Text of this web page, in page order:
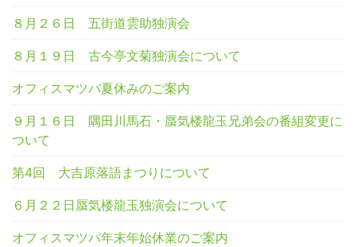
８月２６日 五街道雲助独演会
８月１９日 古今亭文菊独演会について
オフィスマツバ夏休みのご案内
９月１６日 隅田川馬石・蜃気楼龍玉兄弟会の番組変更に
ついて
第4回 大吉原落語まつりについて
６月２２日蜃気楼龍玉独演会について
オフィスマツバ年末年始休業のご案内